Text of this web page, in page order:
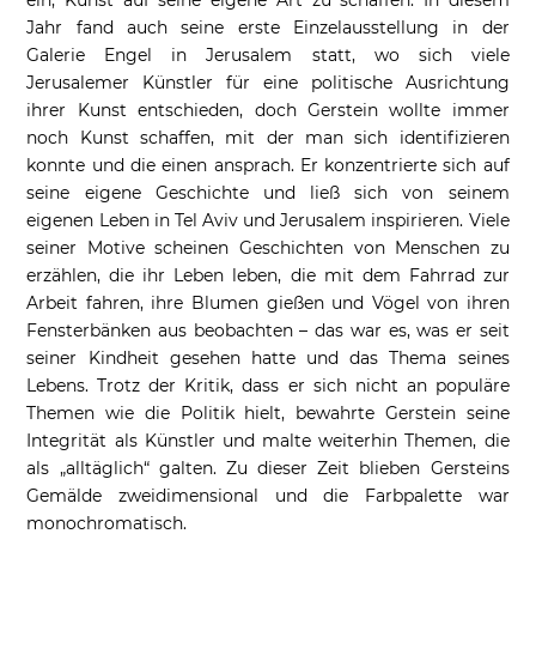
Jahr fand auch seine erste Einzelausstellung in der
Galerie Engel in Jerusalem statt, wo sich viele
Jerusalemer Künstler für eine politische Ausrichtung
ihrer Kunst entschieden, doch Gerstein wollte immer
noch Kunst schaffen, mit der man sich identifizieren
konnte und die einen ansprach. Er konzentrierte sich auf
seine eigene Geschichte und ließ sich von seinem
eigenen Leben in Tel Aviv und Jerusalem inspirieren. Viele
seiner Motive scheinen Geschichten von Menschen zu
erzählen, die ihr Leben leben, die mit dem Fahrrad zur
Arbeit fahren, ihre Blumen gießen und Vögel von ihren
Fensterbänken aus beobachten – das war es, was er seit
seiner Kindheit gesehen hatte und das Thema seines
Lebens. Trotz der Kritik, dass er sich nicht an populäre
Themen wie die Politik hielt, bewahrte Gerstein seine
Integrität als Künstler und malte weiterhin Themen, die
als „alltäglich“ galten. Zu dieser Zeit blieben Gersteins
Gemälde zweidimensional und die Farbpalette war
monochromatisch.